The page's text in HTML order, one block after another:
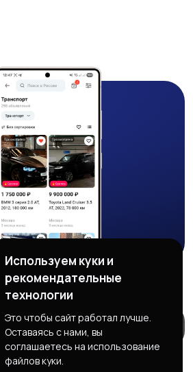
Используем куки и
рекомендательные
технологии
Это чтобы сайт работал лучше.
Оставаясь с нами, вы
соглашаетесь на использование
файлов куки.